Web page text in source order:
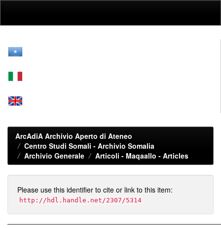
ArcAdiA Archivio Aperto di Ateneo
Centro Studi Somali - Archivio Somalia
Archivio Generale
Articoli - Maqaallo - Articles
Please use this identifier to cite or link to this item:
http://hdl.handle.net/2307/5314